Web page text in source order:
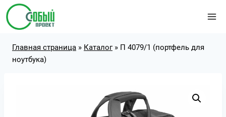
Перейти
содержимому
Главная страница » Каталог» П 4079/1 (портфель для
ноутбука)